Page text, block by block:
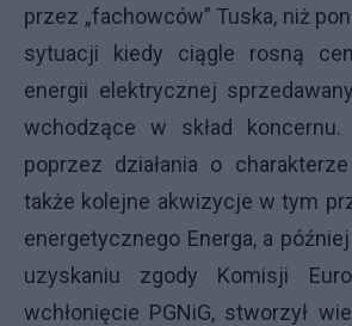
przez „fachowców” Tuska, niż
sytuacji kiedy ciągle rosną
energii elektrycznej
wchodzące w skład koncernu.
poprzez działania o
także kolejne akwizycje w tym
energetycznego Energa, a
uzyskaniu zgody Komisji
wchłonięcie PGNiG, stworzył